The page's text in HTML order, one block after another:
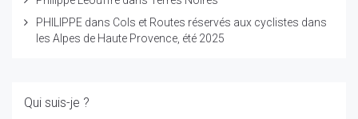
PHILIPPE dans Cols et Routes réservés aux cyclistes dans
les Alpes de Haute Provence, été 2025
Qui suis-je ?